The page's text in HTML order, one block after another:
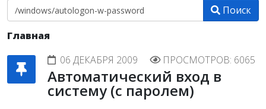
Поиск
Главная
06 ДЕКАБРЯ 2009
ПРОСМОТРОВ: 6065
Автоматический вход в
систему (с паролем)